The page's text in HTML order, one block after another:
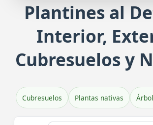
Plantines de
Belleza y color en tu jardín
Plantines al
Interior,
Cubresuelos y
Cubresuelos Plantas nativas